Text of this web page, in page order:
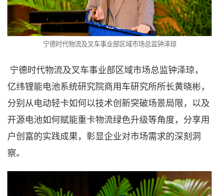
宁德时代物流及叉车事业部区域市场总监钟泽琼
宁德时代物流及叉车事业部区域市场总监钟泽琼，
亿纬锂能电池系统研究院商用车研究所所长黄晓彬，
分别从电动轻卡如何以技术创新突破场景局限，以及
开源电池如何赋能重卡物流绿色升级等角度，分享用
户创富的实践成果，彰显企业对市场需求的深刻洞
察。